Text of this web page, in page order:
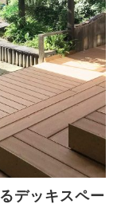
デッキスペー